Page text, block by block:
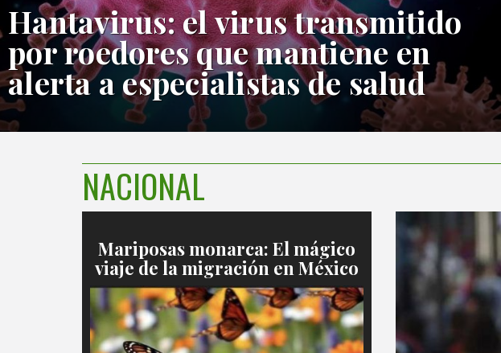
Hantavirus: el virus transmitido
por roedores que mantiene en
alerta a especialistas de salud
NACIONAL
Mariposas monarca: El mágico
viaje de la migración en México